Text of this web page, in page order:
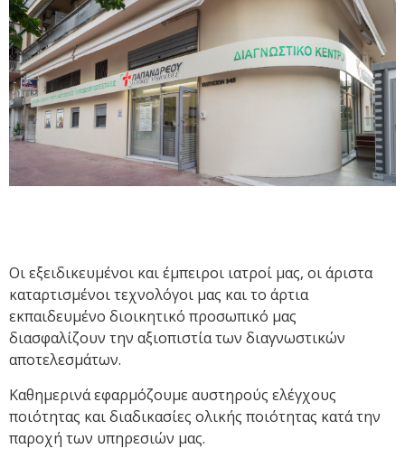
Οι εξειδικευμένοι και έμπειροι ιατροί μας, οι άριστα
καταρτισμένοι τεχνολόγοι μας και το άρτια
εκπαιδευμένο διοικητικό προσωπικό μας
διασφαλίζουν την αξιοπιστία των διαγνωστικών
αποτελεσμάτων.
Καθημερινά εφαρμόζουμε αυστηρούς ελέγχους
ποιότητας και διαδικασίες ολικής ποιότητας κατά την
παροχή των υπηρεσιών μας.